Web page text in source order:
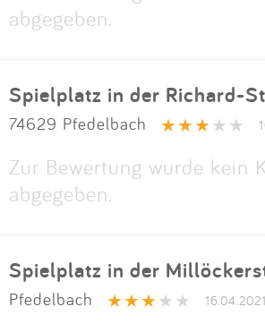
Kontakt
Impressum
abgegeben.
Spielplatz in der Richard-
74629 Pfedelbach
Zur Bewertung wurde kein
abgegeben.
Spielplatz in der
Pfedelbach
16.04.2021